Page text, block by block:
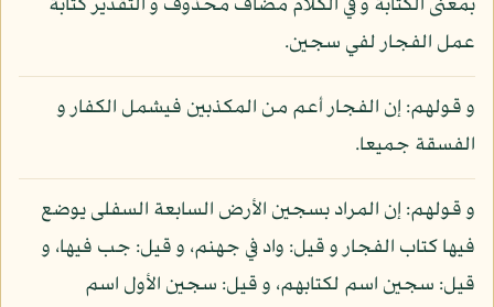
بمعنى الكتابة و في الكلام مضاف محذوف و التقدير كتابة
عمل الفجار لفي سجين.
و قولهم: إن الفجار أعم من المكذبين فيشمل الكفار و
الفسقة جميعا.
و قولهم: إن المراد بسجين الأرض السابعة السفلى يوضع
فيها كتاب الفجار و قيل: واد في جهنم، و قيل: جب فيها، و
قيل: سجين اسم لكتابهم، و قيل: سجين الأول اسم